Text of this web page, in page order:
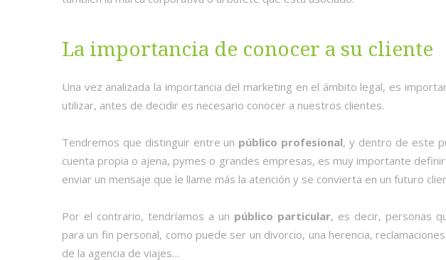
La importancia de conocer a su cliente
Una vez analizada la importancia del marketing en el ámbito legal, es
utilizar, antes de decidir es necesario conocer a nuestros clientes.
Tendremos que distinguir entre un público profesional, y dentro de este
cuenta propia o ajena, pymes o grandes empresas, es muy importante
enviar un mensaje que le llame más la atención y se convierta en un futuro
Por el contrario, tendríamos a un público particular, es decir, personas
para un fin personal, como puede ser un divorcio, una herencia,
de la agencia de viajes…